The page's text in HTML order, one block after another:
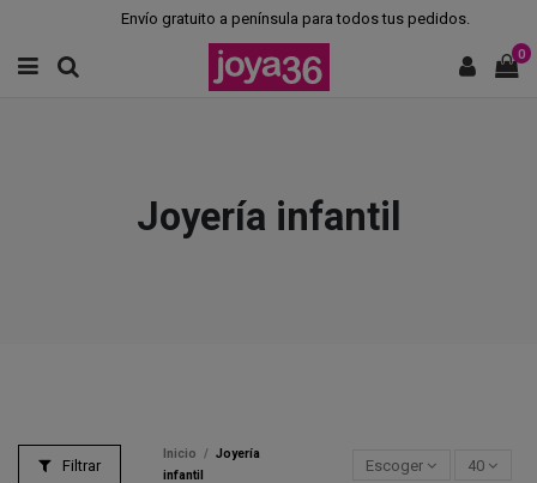
Envío gratuito a península para todos tus pedidos.
0
Joyería infantil
Filtrar
Inicio
Joyería
infantil
Escoger 40